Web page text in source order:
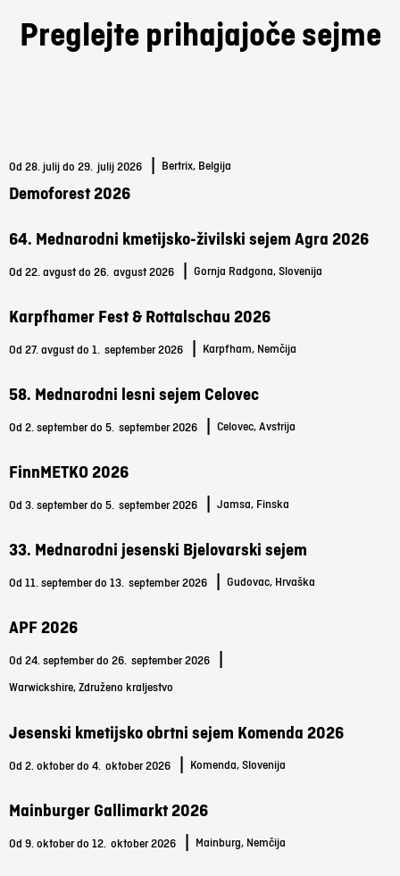
Preglejte prihajajoče sejme
Od 28. julij do 29. julij 2026 Bertrix, Belgija
Demoforest 2026
64. Mednarodni kmetijsko-živilski sejem Agra 2026
Od 22. avgust do 26. avgust 2026 Gornja Radgona, Slovenija
Karpfhamer Fest & Rottalschau 2026
Od 27. avgust do 1. september 2026 Karpfham, Nemčija
58. Mednarodni lesni sejem Celovec
Od 2. september do 5. september 2026 Celovec, Avstrija
FinnMETKO 2026
Od 3. september do 5. september 2026 Jamsa, Finska
33. Mednarodni jesenski Bjelovarski sejem
Od 11. september do 13. september 2026 Gudovac, Hrvaška
APF 2026
Od 24. september do 26. september 2026
Warwickshire, Združeno kraljestvo
Jesenski kmetijsko obrtni sejem Komenda 2026
Od 2. oktober do 4. oktober 2026 Komenda, Slovenija
Mainburger Gallimarkt 2026
Od 9. oktober do 12. oktober 2026 Mainburg, Nemčija